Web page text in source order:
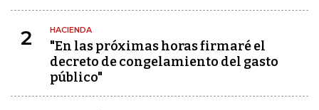
2 HACIENDA
"En las próximas horas firmaré el
decreto de congelamiento del gasto
público"